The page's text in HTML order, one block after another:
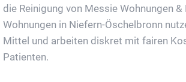
die Reinigung von Messie Wohnungen &
Wohnungen in Niefern-Öschelbronn
Mittel und arbeiten diskret mit fairen
Patienten.